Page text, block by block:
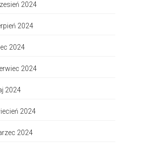
2024
2024
2024
2024
2024
2024
2024